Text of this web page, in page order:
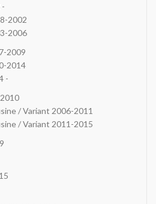
2002
2006
2009
2014
-
/ Variant 2006-2011
/ Variant 2011-2015